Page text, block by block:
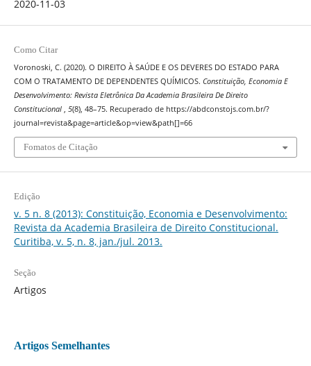
2020-11-03
Como Citar
Voronoski, C. (2020). O DIREITO À SAÚDE E OS DEVERES DO ESTADO PARA
COM O TRATAMENTO DE DEPENDENTES QUÍMICOS. Constituição, Economia E
Desenvolvimento: Revista Eletrônica Da Academia Brasileira De Direito
Constitucional
5(8), 48–75. Recuperado de https://abdconstojs.com.br/?
journal=revista&page=article&op=view&path[]=66
Fomatos de Citação
Edição
v. 5 n. 8 (2013): Constituição, Economia e Desenvolvimento:
Revista da Academia Brasileira de Direito Constitucional.
Curitiba, v. 5, n. 8, jan./jul. 2013.
Seção
Artigos
Artigos Semelhantes